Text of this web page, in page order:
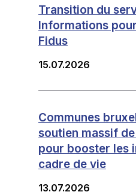
Transition du
Informations
Fidus
15.07.2026
Communes
soutien massif
pour booster les
cadre de vie
13.07.2026